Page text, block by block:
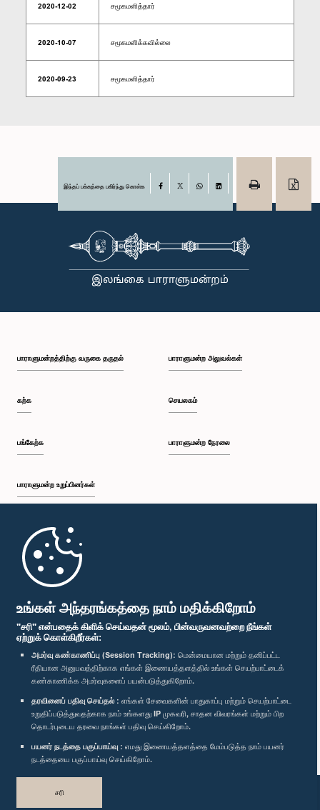
உங்கள் அந்தரங்கத்தை நாம் மதிக்கிறோம்
"சரி" என்பதைக் கிளிக் செய்வதன் மூலம், பின்வருவனவற்றை நீங்கள்
ஏற்றுக் கொள்கிறீர்கள்:
அமர்வு கண்காணிப்பு (Session Tracking): மென்மையான மற்றும் தனிப்பட்ட
ரீதியான அனுபவத்திற்காக எங்கள் இணையத்தளத்தில் உங்கள் செயற்பாட்டைக்
கண்காணிக்க அமர்வுகளைப் பயன்படுத்துகிறோம்.
தரவினைப் பதிவு செய்தல் : எங்கள் சேவைகளின் பாதுகாப்பு மற்றும் செயற்பாட்டை
உறுதிப்படுத்துவதற்காக நாம் உங்களது IP முகவரி, சாதன விவரங்கள் மற்றும் பிற
தொடர்புடைய தரவை நாங்கள் பதிவு செய்கிறோம்.
பயனர் நடத்தை பகுப்பாய்வு : எமது இணையத்தளத்தை மேம்படுத்த நாம் பயனர்
நடத்தையை பகுப்பாய்வு செய்கிறோம்.
சரி
2020-12-02 சமூகமளித்தார்
2020-10-07 சமூகமளிக்கவில்லை
2020-09-23 சமூகமளித்தார்
இந்தப் பக்கத்தை பகிர்ந்து கொள்க Facebook
பாராளுமன்றத்திற்கு வருகை தருதல்
கற்க
பங்கேற்க
பாராளுமன்ற உறுப்பினர்கள்
முதற்பக்கம்
பாராளுமன்ற அலுவல்கள்
செயலகம்
பாராளுமன்ற நேரலை
பாராளுமன்ற கையடக்க செயலி
எம்மை பின்தொடர்க :
விருதுகள்
தனியுரிமைக் கொள்கை